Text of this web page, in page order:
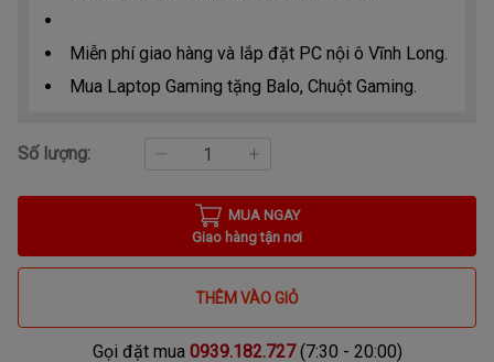
Miễn phí giao hàng và lắp đặt PC nội ô Vĩnh Long.
Mua Laptop Gaming tặng Balo, Chuột Gaming.
Số lượng:
MUA NGAY
Giao hàng tận nơi
THÊM VÀO GIỎ
Gọi đặt mua 0939.182.727(7:30 - 20:00)